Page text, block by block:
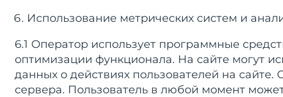
Использование метрических систем и
6.1 Оператор использует программные
оптимизации функционала. На сайте могут
данных о действиях пользователей на
сервера. Пользователь в любой момент